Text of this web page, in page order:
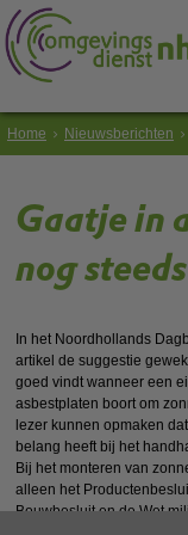
Home Nieuwsberichten
Gaatje in
nog
In het Noordhollands
artikel de suggestie
goed vindt wanneer een
asbestplaten boort om
lezer kunnen opmaken
belang heeft bij het
Bij het monteren van
alleen het
Bouwbesluit en de Wet